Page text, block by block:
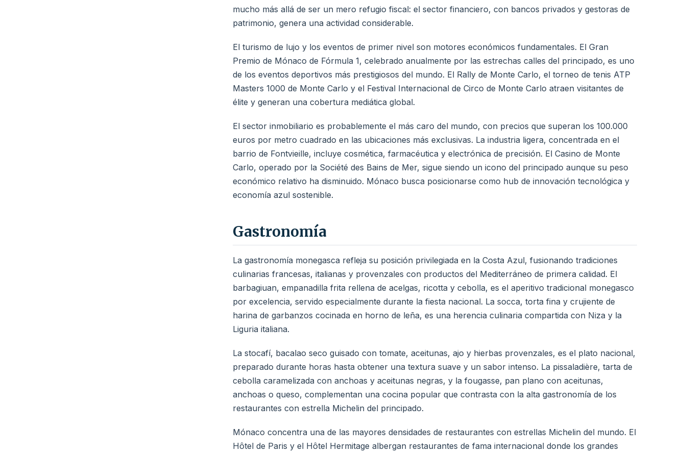
mucho más allá de ser un mero refugio fiscal: el sector financiero, con bancos privados y gestoras de
patrimonio, genera una actividad considerable.
El turismo de lujo y los eventos de primer nivel son motores económicos fundamentales. El Gran
Premio de Mónaco de Fórmula 1, celebrado anualmente por las estrechas calles del principado, es uno
de los eventos deportivos más prestigiosos del mundo. El Rally de Monte Carlo, el torneo de tenis ATP
Masters 1000 de Monte Carlo y el Festival Internacional de Circo de Monte Carlo atraen visitantes de
élite y generan una cobertura mediática global.
El sector inmobiliario es probablemente el más caro del mundo, con precios que superan los 100.000
euros por metro cuadrado en las ubicaciones más exclusivas. La industria ligera, concentrada en el
barrio de Fontvieille, incluye cosmética, farmacéutica y electrónica de precisión. El Casino de Monte
Carlo, operado por la Société des Bains de Mer, sigue siendo un icono del principado aunque su peso
económico relativo ha disminuido. Mónaco busca posicionarse como hub de innovación tecnológica y
economía azul sostenible.
Gastronomía
La gastronomía monegasca refleja su posición privilegiada en la Costa Azul, fusionando tradiciones
culinarias francesas, italianas y provenzales con productos del Mediterráneo de primera calidad. El
barbagiuan, empanadilla frita rellena de acelgas, ricotta y cebolla, es el aperitivo tradicional monegasco
por excelencia, servido especialmente durante la fiesta nacional. La socca, torta fina y crujiente de
harina de garbanzos cocinada en horno de leña, es una herencia culinaria compartida con Niza y la
Liguria italiana.
La stocafí, bacalao seco guisado con tomate, aceitunas, ajo y hierbas provenzales, es el plato nacional,
preparado durante horas hasta obtener una textura suave y un sabor intenso. La pissaladière, tarta de
cebolla caramelizada con anchoas y aceitunas negras, y la fougasse, pan plano con aceitunas,
anchoas o queso, complementan una cocina popular que contrasta con la alta gastronomía de los
restaurantes con estrella Michelin del principado.
Mónaco concentra una de las mayores densidades de restaurantes con estrellas Michelin del mundo. El
Hôtel de Paris y el Hôtel Hermitage albergan restaurantes de fama internacional donde los grandes